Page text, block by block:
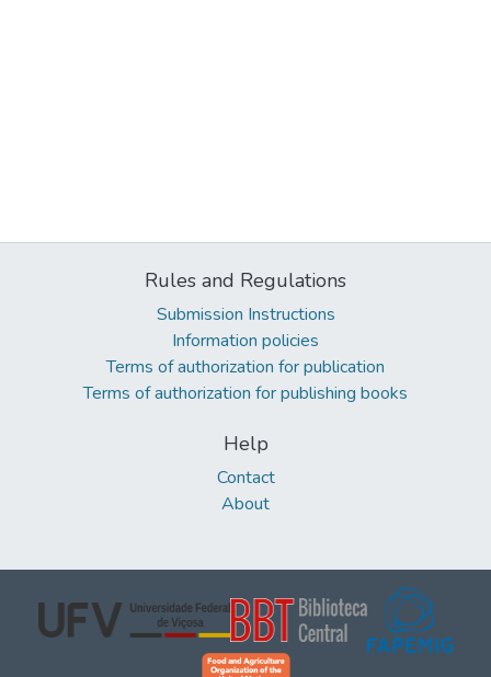
Rules and Regulations
Submission Instructions
Information policies
Terms of authorization for publication
Terms of authorization for publishing books
Help
Contact
About